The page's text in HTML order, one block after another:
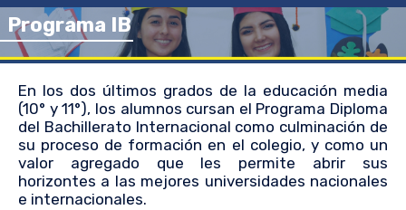
Programa IB
En los dos últimos grados de la educación media
(10° y 11°), los alumnos cursan el Programa Diploma
del Bachillerato Internacional como culminación de
su proceso de formación en el colegio, y como un
valor agregado que les permite abrir sus
horizontes a las mejores universidades nacionales
e internacionales.